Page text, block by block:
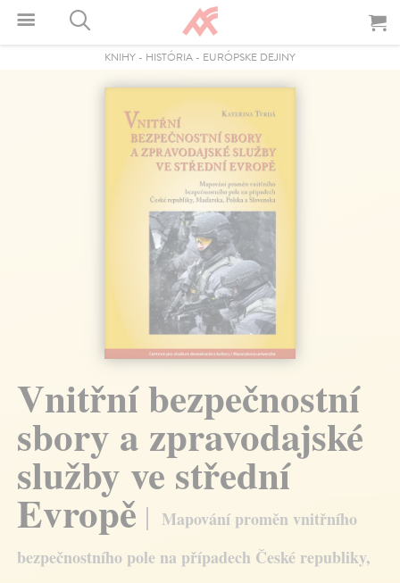
KNIHY - HISTÓRIA - EURÓPSKE DEJINY
Vnitřní bezpečnostní
sbory a zpravodajské
služby ve střední
Evropě
Mapování proměn vnitřního
bezpečnostního pole na případech České republiky,